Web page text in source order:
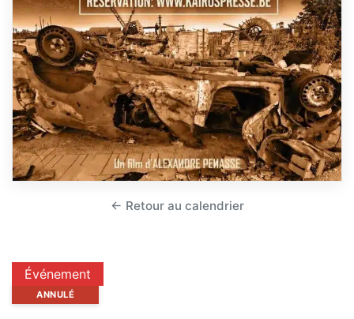
Événement
ANNULÉ
← Retour au calendrier